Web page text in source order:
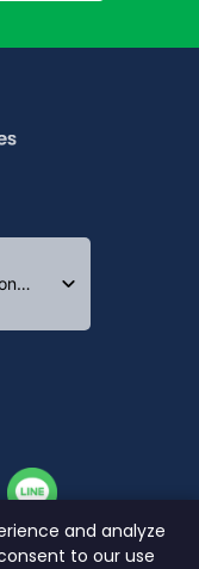
Indonesian
and analyze
to our use